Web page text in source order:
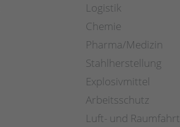
Logistik
Chemie
Pharma/Medizin
Stahlherstellung
Explosivmittel
Arbeitsschutz
Luft- und Raumfahrt